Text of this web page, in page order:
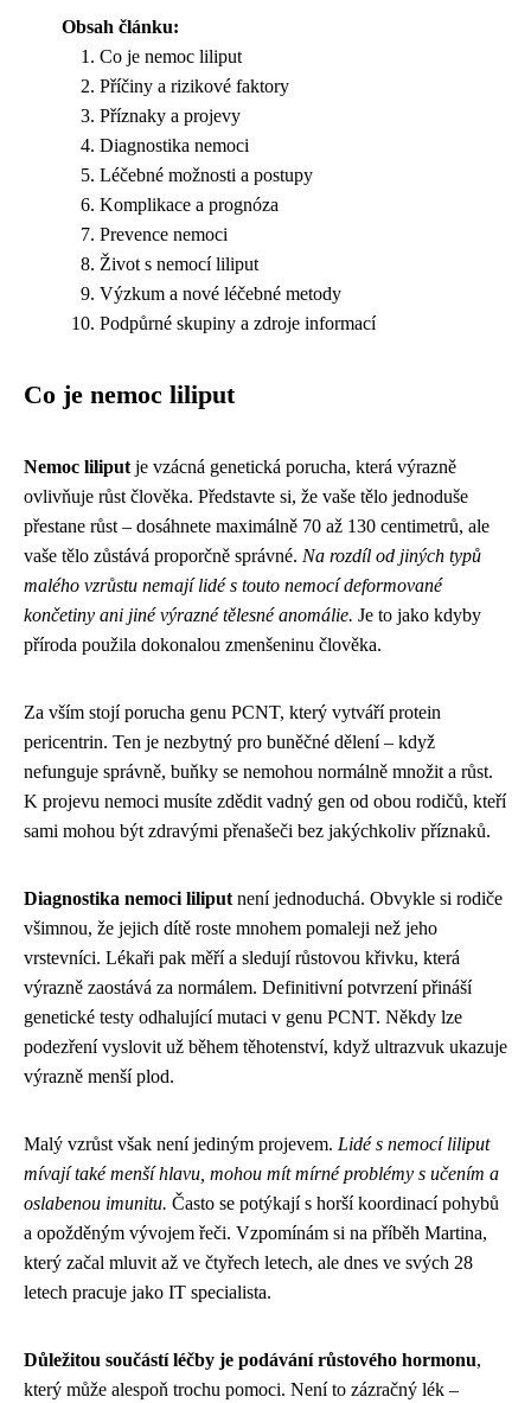
Obsah článku:
Co je nemoc liliput
Příčiny a rizikové faktory
Příznaky a projevy
Diagnostika nemoci
Léčebné možnosti a postupy
Komplikace a prognóza
Prevence nemoci
Život s nemocí liliput
Výzkum a nové léčebné metody
Podpůrné skupiny a zdroje informací
Co je nemoc liliput
Nemoc liliput je vzácná genetická porucha, která výrazně
ovlivňuje růst člověka. Představte si, že vaše tělo jednoduše
přestane růst – dosáhnete maximálně 70 až 130 centimetrů, ale
vaše tělo zůstává proporčně správné. Na rozdíl od jiných typů
malého vzrůstu nemají lidé s touto nemocí deformované
končetiny ani jiné výrazné tělesné anomálie. Je to jako kdyby
příroda použila dokonalou zmenšeninu člověka.
Za vším stojí porucha genu PCNT, který vytváří protein
pericentrin. Ten je nezbytný pro buněčné dělení – když
nefunguje správně, buňky se nemohou normálně množit a růst.
K projevu nemoci musíte zdědit vadný gen od obou rodičů, kteří
sami mohou být zdravými přenašeči bez jakýchkoliv příznaků.
Diagnostika nemoci liliput není jednoduchá. Obvykle si rodiče
všimnou, že jejich dítě roste mnohem pomaleji než jeho
vrstevníci. Lékaři pak měří a sledují růstovou křivku, která
výrazně zaostává za normálem. Definitivní potvrzení přináší
genetické testy odhalující mutaci v genu PCNT. Někdy lze
podezření vyslovit už během těhotenství, když ultrazvuk ukazuje
výrazně menší plod.
Malý vzrůst však není jediným projevem. Lidé s nemocí liliput
mívají také menší hlavu, mohou mít mírné problémy s učením a
oslabenou imunitu. Často se potýkají s horší koordinací pohybů
a opožděným vývojem řeči. Vzpomínám si na příběh Martina,
který začal mluvit až ve čtyřech letech, ale dnes ve svých 28
letech pracuje jako IT specialista.
Důležitou součástí léčby je podávání růstového hormonu,
který může alespoň trochu pomoci. Není to zázračný lék –